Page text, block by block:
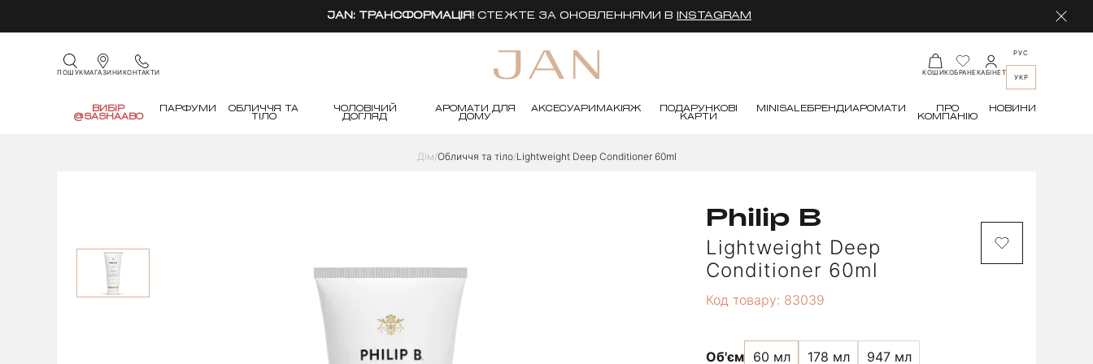
JAN: ТРАНСФОРМАЦІЯ! СТЕЖТЕ ЗА ОНОВЛЕННЯМИ В INSTAGRAM
ПОШУКМАГАЗИНИКОНТАКТИ КОШИКОБРАНЕКАБІНЕТ
РУС
УКР
ВИБІР
@SASHAABO
ПАРФУМИ
ОБЛИЧЧЯ ТА
ТІЛО
ЧОЛОВІЧИЙ
ДОГЛЯД
АРОМАТИ ДЛЯ
ДОМУ
АКСЕСУАРИ МАКІЯЖ
ПОДАРУНКОВІ
КАРТИ
MINI SALEБРЕНДИ АРОМАТИ
ПРО
КОМПАНІЮ
НОВИНИ
Дім Обличчя та тіло Lightweight Deep Conditioner 60ml
Philip B
Lightweight Deep
Conditioner 60ml
Код товару: 83039
Об'єм 60 мл 178 мл 947 мл